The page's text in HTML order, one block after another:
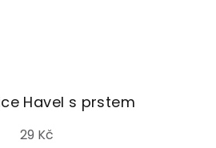
Havel s prstem
29 Kč